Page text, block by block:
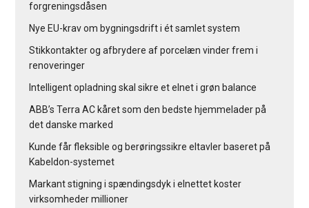
forgreningsdåsen
Nye EU-krav om bygningsdrift i ét samlet system
Stikkontakter og afbrydere af porcelæn vinder frem i
renoveringer
Intelligent opladning skal sikre et elnet i grøn balance
ABB’s Terra AC kåret som den bedste hjemmelader på
det danske marked
Kunde får fleksible og berøringssikre eltavler baseret på
Kabeldon-systemet
Markant stigning i spændingsdyk i elnettet koster
virksomheder millioner